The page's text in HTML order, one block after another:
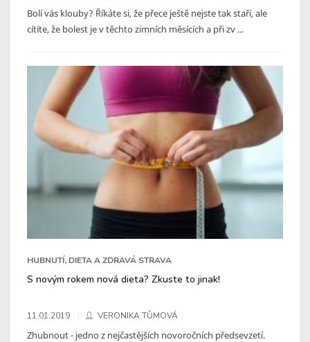
Bolí vás klouby? Říkáte si, že přece ještě nejste tak staří, ale
cítíte, že bolest je v těchto zimních měsících a při zv ...
HUBNUTÍ, DIETA A ZDRAVÁ STRAVA
S novým rokem nová dieta? Zkuste to jinak!
11.01.2019 VERONIKA TŮMOVÁ
Zhubnout - jedno z nejčastějších novoročních předsevzetí.